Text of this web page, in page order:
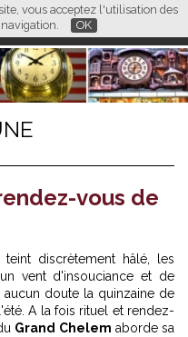
vous acceptez l'utilisation des
OK
FR EN CN
vous de
discrètement hâlé, les
vent d'insouciance et de
doute la quinzaine de
A la fois rituel et rendez-
Grand Chelem aborde sa